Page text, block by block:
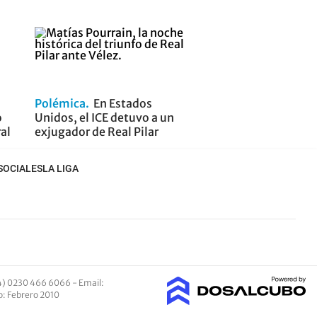
Polémica
En Estados
Unidos, el ICE detuvo a un
exjugador de Real Pilar
LA LIGA
0230 466 6066 - Email:
Febrero 2010